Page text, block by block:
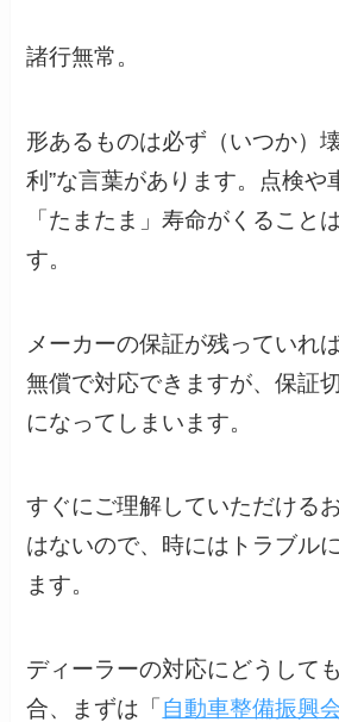
諸行無常。
形あるものは必ず（いつか）
利”な言葉があります。点検や
「たまたま」寿命がくること
す。
メーカーの保証が残っていれ
無償で対応できますが、保証
になってしまいます。
すぐにご理解していただける
はないので、時にはトラブル
ます。
ディーラーの対応にどうして
合、まずは「 自動車整備振興